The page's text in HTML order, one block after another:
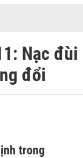
Nạc đùi
đổi
trong